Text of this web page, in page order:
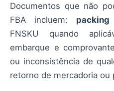
Documentos que não
FBA incluem: packing
FNSKU quando
embarque e
ou inconsistência de
retorno de mercadoria ou